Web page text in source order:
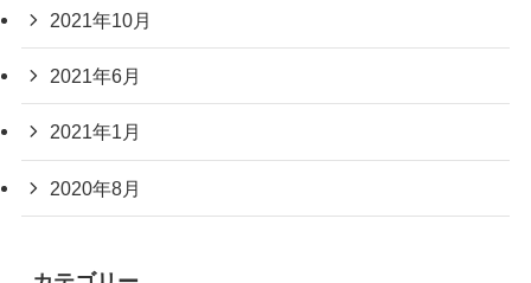
2021年10月
2021年6月
2021年1月
2020年8月